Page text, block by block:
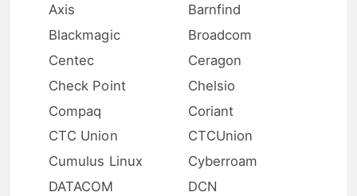
Axis
Barnfind
Blackmagic
Broadcom
Centec
Ceragon
Check Point
Chelsio
Compaq
Coriant
CTC Union
CTCUnion
Cumulus Linux
Cyberroam
DATACOM
DCN